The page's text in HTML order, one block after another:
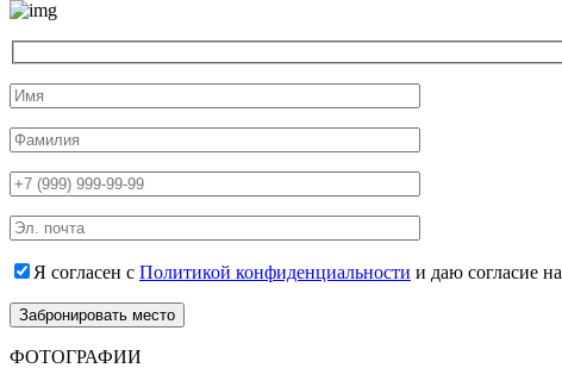
Я согласен с Политикой конфиденциальности и даю согласие на
ФОТОГРАФИИ